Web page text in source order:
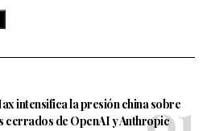
intensifica la presión china sobre
cerrados de OpenAI y Anthropic